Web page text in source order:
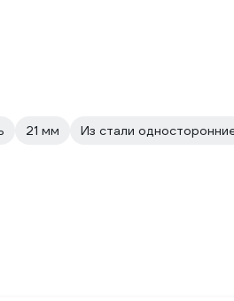
21 мм
Из стали